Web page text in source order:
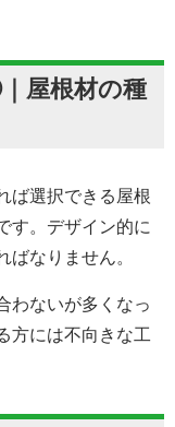
屋根材の種
ば選択できる屋根
す。デザイン的に
なりません。
わないが多くなっ
方には不向きな工